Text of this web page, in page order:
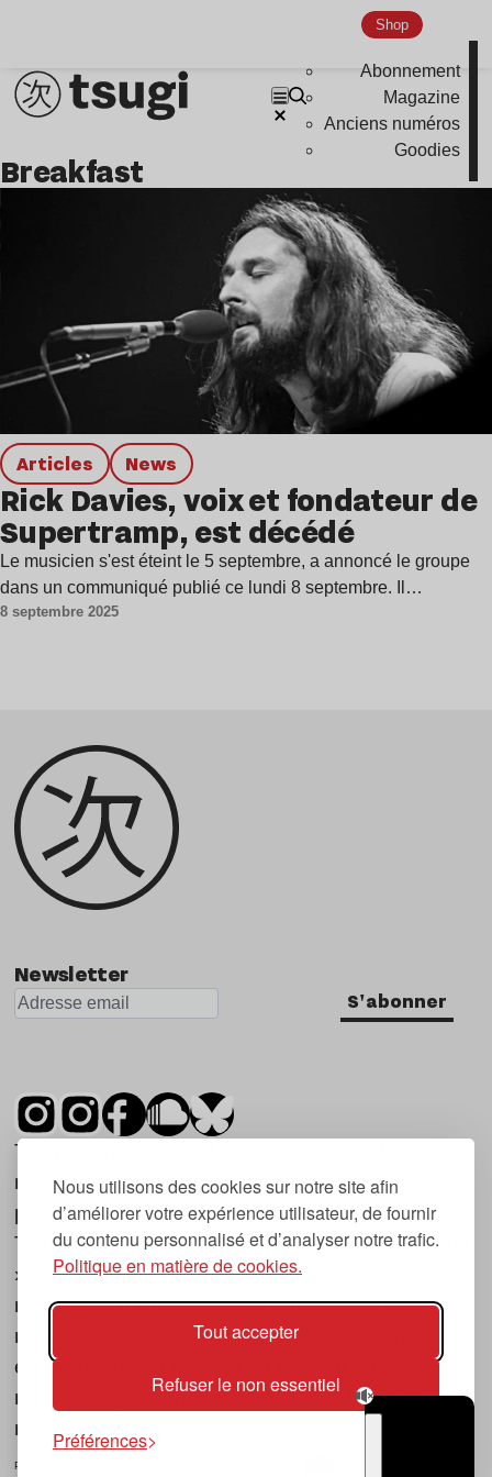
Nous utilisons des cookies sur notre site afin
d’améliorer votre expérience utilisateur, de fournir
du contenu personnalisé et d’analyser notre trafic.
Politique en matière de cookies.
Tout accepter
Refuser le non essentiel
Préférences
Shop
Abonnement
Magazine
Anciens numéros
Goodies
Nu Jazz
breakfast
Articles news
Rick Davies, voix et fondateur de
Supertramp, est décédé
Le musicien s'est éteint le 5 septembre, a annoncé le groupe
dans un communiqué publié ce lundi 8 septembre. Il…
8 septembre 2025
Newsletter
S'abonner
Tsugi est un mensuel indépendant sur la
musique et les nouvelles tendances, dont la
première parution date de 2007.
Tsugi en japonais signifie « prochain », « suivant
», ce qui correspond à la thématique du
magazine, à l’affût des nouvelles tendances
musicales, qu’elles viennent de la musique
électronique, du rock ou du hip hop, et des
nouveaux phénomènes de société liés à la
musique.
POLITIQUE DE COOKIES (UE)